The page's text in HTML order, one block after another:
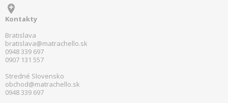

Kontakty
Bratislava
bratislava@matrachello.sk
0948 339 697
0907 131 557
Stredné Slovensko
obchod@matrachello.sk
0948 339 697